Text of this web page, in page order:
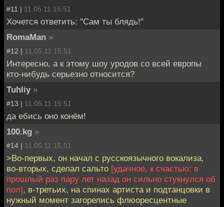
#11 | 11.05.11 15:51
Хочется ответить: "Сам ты блядь!"
RomaMan »
#12 | 11.05.11 15:51
Интересно, а к этому шоу уродов со всей европы
кто-нибудь серьезно относится?
Tuhliy »
#13 | 11.05.11 15:51
да ебись оно конём!
100.kg »
#14 | 11.05.11 15:51
>Во-первых, он начал с русскоязычного вокализа,
во-вторых, сделал сальто [удачное, к счастью: в
прошлый раз пару лет назад он сильно стукнулся об
пол], в-третьих, на спинах артиста и подтанцовки в
нужный момент загорелись флюоресцентные